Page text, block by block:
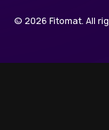
© 2026 Fitomat. All